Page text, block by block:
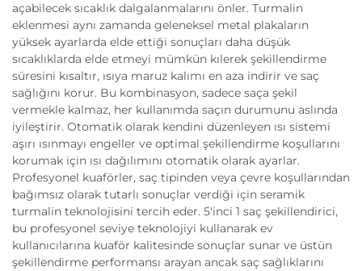
açabilecek sıcaklık dalgalanmalarını önler. Turmalin
eklenmesi aynı zamanda geleneksel metal plakaların
yüksek ayarlarda elde ettiği sonuçları daha düşük
sıcaklıklarda elde etmeyi mümkün kılerek şekillendirme
süresini kısaltır, ısıya maruz kalımı en aza indirir ve saç
sağlığını korur. Bu kombinasyon, sadece saça şekil
vermekle kalmaz, her kullanımda saçın durumunu aslında
iyileştirir. Otomatik olarak kendini düzenleyen ısı sistemi
aşırı ısınmayı engeller ve optimal şekillendirme koşullarını
korumak için ısı dağılımını otomatik olarak ayarlar.
Profesyonel kuaförler, saç tipinden veya çevre koşullarından
bağımsız olarak tutarlı sonuçlar verdiği için seramik
turmalin teknolojisini tercih eder. 5'inci 1 saç şekillendirici,
bu profesyonel seviye teknolojiyi kullanarak ev
kullanıcılarına kuaför kalitesinde sonuçlar sunar ve üstün
şekillendirme performansı arayan ancak saç sağlıklarını